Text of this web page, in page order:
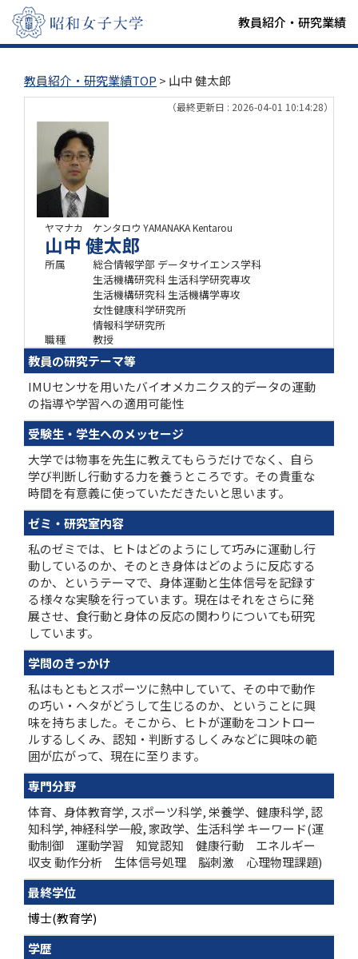
教員紹介・研究業績
教員紹介・研究業績TOP > 山中 健太郎
（最終更新日 : 2026-04-01 10:14:28）
ヤマナカ ケンタロウ YAMANAKA Kentarou
山中 健太郎
所属
総合情報学部 データサイエンス学科
生活機構研究科 生活科学研究専攻
生活機構研究科 生活機構学専攻
女性健康科学研究所
情報科学研究所
職種
教授
教員の研究テーマ等
IMUセンサを用いたバイオメカニクス的データの運動
の指導や学習への適用可能性
受験生・学生へのメッセージ
大学では物事を先生に教えてもらうだけでなく、自ら
学び判断し行動する力を養うところです。その貴重な
時間を有意義に使っていただきたいと思います。
ゼミ・研究室内容
私のゼミでは、ヒトはどのようにして巧みに運動し行
動しているのか、そのとき身体はどのように反応する
のか、というテーマで、身体運動と生体信号を記録す
る様々な実験を行っています。現在はそれをさらに発
展させ、食行動と身体の反応の関わりについても研究
しています。
学問のきっかけ
私はもともとスポーツに熱中していて、その中で動作
の巧い・ヘタがどうして生じるのか、ということに興
味を持ちました。そこから、ヒトが運動をコントロー
ルするしくみ、認知・判断するしくみなどに興味の範
囲が広がって、現在に至ります。
専門分野
体育、身体教育学, スポーツ科学, 栄養学、健康科学, 認
知科学, 神経科学一般, 家政学、生活科学 キーワード(運
動制御 運動学習 知覚認知 健康行動 エネルギー
収支 動作分析 生体信号処理 脳刺激 心理物理課題)
最終学位
博士(教育学)
学歴